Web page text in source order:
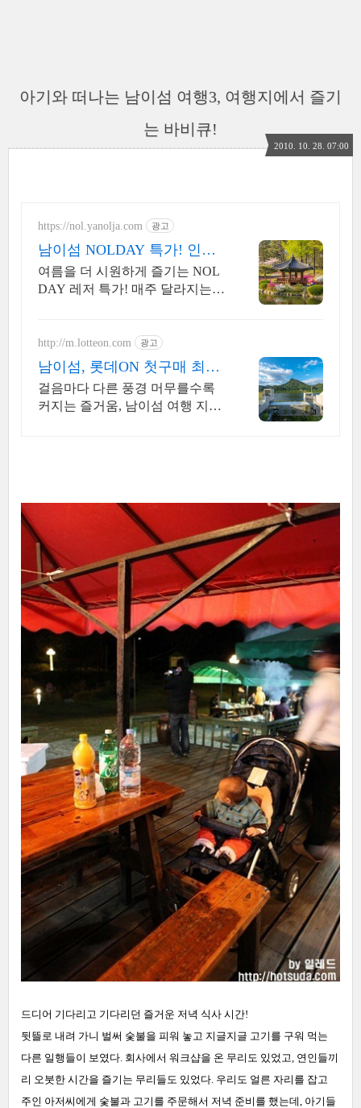
아기와 떠나는 남이섬 여행3, 여행지에서 즐기
는 바비큐!
2010. 10. 28. 07:00
https://nol.yanolja.com 광고
남이섬 NOLDAY 특가! 인기
레저 매일 상시 할인
여름을 더 시원하게 즐기는 NOL
DAY 레저 특가! 매주 달라지는
http://m.lotteon.com 광고
남이섬, 롯데ON 첫구매 최대
5천원 혜택!
걸음마다 다른 풍경 머무를수록
커지는 즐거움, 남이섬 여행 지금
드디어 기다리고 기다리던 즐거운 저녁 식사 시간!
뒷뜰로 내려 가니 벌써 숯불을 피워 놓고 지글지글 고기를 구워 먹는
다른 일행들이 보였다. 회사에서 워크샵을 온 무리도 있었고, 연인들끼
리 오붓한 시간을 즐기는 무리들도 있었다. 우리도 얼른 자리를 잡고
주인 아저씨에게 숯불과 고기를 주문해서 저녁 준비를 했는데, 아기들